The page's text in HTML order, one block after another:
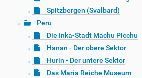
Spitzbergen (Svalbard)
Peru
Die Inka-Stadt Machu Picchu
Hanan - Der obere Sektor
Hurin - Der untere Sektor
Das Maria Reiche Museum